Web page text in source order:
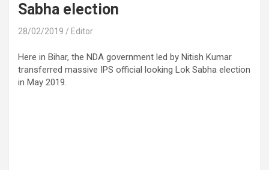
Sabha election
28/02/2019 Editor
Here in Bihar, the NDA government led by Nitish Kumar
transferred massive IPS official looking Lok Sabha election
in May 2019.